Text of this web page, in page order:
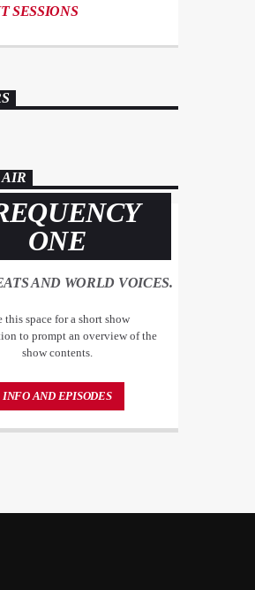
SESSIONS
AIR
ONE
AND WORLD VOICES.
this space for a short show
to prompt an overview of the
show contents.
INFO AND EPISODES